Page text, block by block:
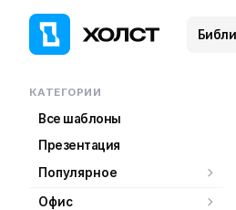
КАТЕГОРИИ
Все шаблоны
Презентация
Популярное
Офис